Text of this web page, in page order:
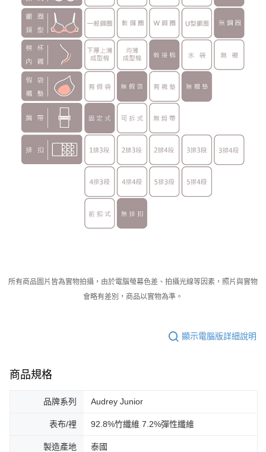
所有商品圖片皆為實物拍攝，由於電腦螢幕色差、拍攝光線等因素，照片與實物
會略有差別，商品以實物為準。
顯示電腦版詳細說明
商品規格
品牌系列 Audrey Junior
表布/裡 92.8%竹纖維 7.2%彈性纖維
製造產地 泰國